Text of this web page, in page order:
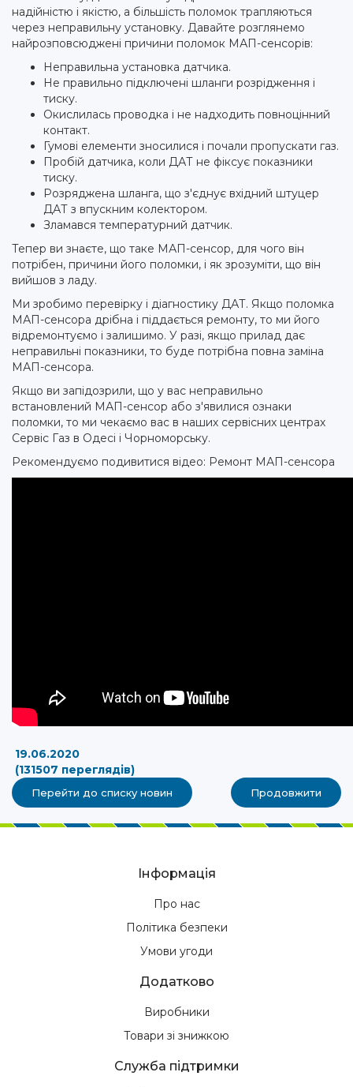
надійністю і якістю, а більшість поломок трапляються
через неправильну установку. Давайте розглянемо
найрозповсюджені причини поломок МАП-сенсорів:
Неправильна установка датчика.
Не правильно підключені шланги розрідження і
тиску.
Окислилась проводка і не надходить повноцінний
контакт.
Гумові елементи зносилися і почали пропускати газ.
Пробій датчика, коли ДАТ не фіксує показники
тиску.
Розряджена шланга, що з'єднує вхідний штуцер
ДАТ з впускним колектором.
Зламався температурний датчик.
Тепер ви знаєте, що таке МАП-сенсор, для чого він
потрібен, причини його поломки, і як зрозуміти, що він
вийшов з ладу.
Ми зробимо перевірку і діагностику ДАТ. Якщо поломка
МАП-сенсора дрібна і піддається ремонту, то ми його
відремонтуємо і залишимо. У разі, якщо прилад дає
неправильні показники, то буде потрібна повна заміна
МАП-сенсора.
Якщо ви запідозрили, що у вас неправильно
встановлений МАП-сенсор або з'явилися ознаки
поломки, то ми чекаємо вас в наших сервісних центрах
Сервіс Газ в Одесі і Чорноморську.
Рекомендуємо подивитися відео: Ремонт МАП-сенсора
19.06.2020
(131507 переглядів)
Перейти до списку новин Продовжити
Інформація
Про нас
Політика безпеки
Умови угоди
Додатково
Виробники
Товари зі знижкою
Служба підтримки